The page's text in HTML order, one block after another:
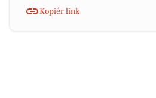
Kopiér link